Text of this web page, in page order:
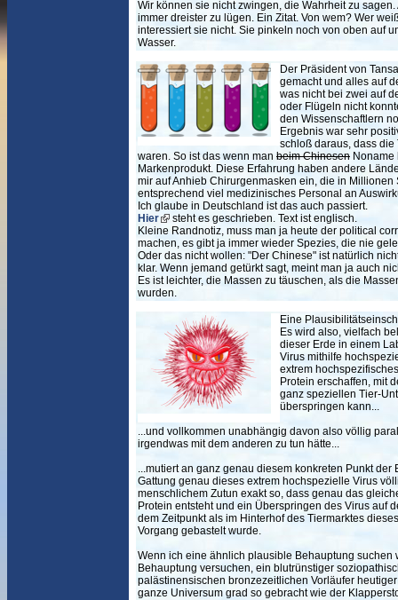
Wir können sie nicht zwingen, die Wahrheit zu
immer dreister zu lügen. Ein Zitat. Von wem? Wer
interessiert sie nicht. Sie pinkeln noch von oben auf
Wasser.
Der Präsident von
gemacht und alles auf
was nicht bei zwei auf
oder Flügeln nicht
den Wissenschaftlern
Ergebnis war sehr
schloß daraus, dass
waren. So ist das wenn man beim Chinesen Noname
Markenprodukt. Diese Erfahrung haben andere
mir auf Anhieb Chirurgenmasken ein, die in
entsprechend viel medizinisches Personal an
Ich glaube in Deutschland ist das auch passiert.
Hier
steht es geschrieben. Text ist englisch.
Kleine Randnotiz, muss man ja heute der political
machen, es gibt ja immer wieder Spezies, die nie
Oder das nicht wollen: "Der Chinese" ist natürlich
klar. Wenn jemand getürkt sagt, meint man ja auch
Es ist leichter, die Massen zu täuschen, als die
wurden.
Eine
Es wird also, vielfach
dieser Erde in einem
Virus mithilfe
extrem
Protein erschaffen, mit
ganz speziellen Tier-
überspringen kann...
...und vollkommen unabhängig davon also völlig
irgendwas mit dem anderen zu tun hätte...
...mutiert an ganz genau diesem konkreten Punkt
Gattung genau dieses extrem hochspezielle Virus
menschlichem Zutun exakt so, dass genau das
Protein entsteht und ein Überspringen des Virus auf
dem Zeitpunkt als im Hinterhof des Tiermarktes
Vorgang gebastelt wurde.
Wenn ich eine ähnlich plausible Behauptung suchen
Behauptung versuchen, ein blutrünstiger
palästinensischen bronzezeitlichen Vorläufer
ganze Universum grad so gebracht wie der